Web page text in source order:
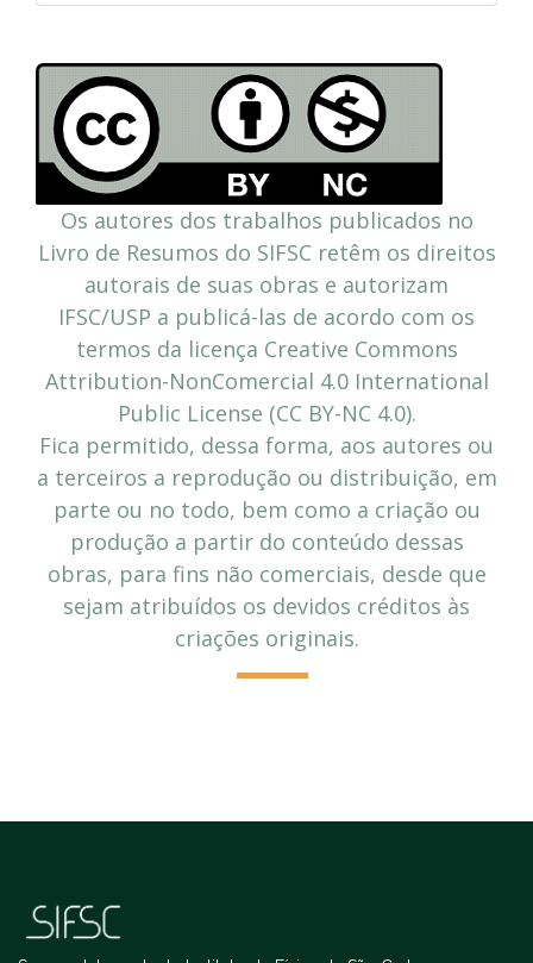
Os autores dos trabalhos publicados no
Livro de Resumos do SIFSC retêm os direitos
autorais de suas obras e autorizam
IFSC/USP a publicá-las de acordo com os
termos da licença Creative Commons
Attribution-NonComercial 4.0 International
Public License (CC BY-NC 4.0).
Fica permitido, dessa forma, aos autores ou
a terceiros a reprodução ou distribuição, em
parte ou no todo, bem como a criação ou
produção a partir do conteúdo dessas
obras, para fins não comerciais, desde que
sejam atribuídos os devidos créditos às
criações originais.